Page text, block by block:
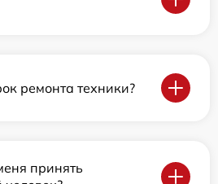
ремонта техники?
принять